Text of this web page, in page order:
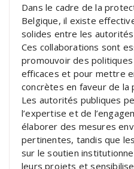
Dans le cadre de la
Belgique, il existe
solides entre les
Ces collaborations sont
promouvoir des
efficaces et pour mettre
concrètes en faveur de la
Les autorités publiques
l’expertise et de
élaborer des mesures
pertinentes, tandis que
sur le soutien
leurs projets et